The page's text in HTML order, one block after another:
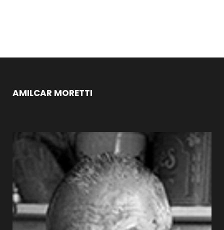
AMILCAR MORETTI